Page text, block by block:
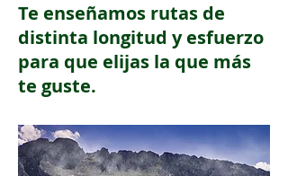
Te enseñamos rutas de
distinta longitud y esfuerzo
para que elijas la que más
te guste.